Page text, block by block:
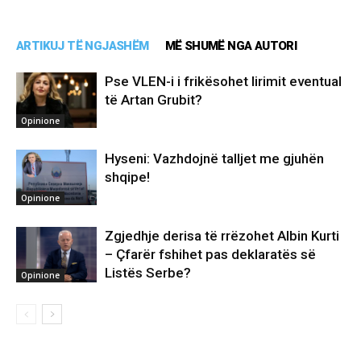
ARTIKUJ TË NGJASHËM MË SHUMË NGA AUTORI
Opinione
Pse VLEN-i i frikësohet lirimit eventual
të Artan Grubit?
Opinione
Hyseni: Vazhdojnë talljet me gjuhën
shqipe!
Opinione
Zgjedhje derisa të rrëzohet Albin Kurti
– Çfarër fshihet pas deklaratës së
Listës Serbe?